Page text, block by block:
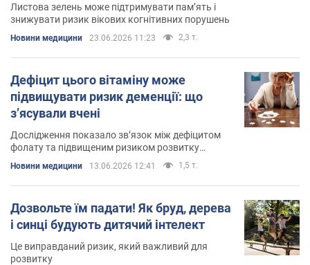
Листова зелень може підтримувати пам’ять і
знижувати ризик вікових когнітивних порушень
Новини медицини 23.06.2026 11:23 2,3 т.
Дефіцит цього вітаміну може
підвищувати ризик деменції: що
з’ясували вчені
Дослідження показало зв’язок між дефіцитом
фолату та підвищеним ризиком розвитку
Новини медицини 13.06.2026 12:41 1,5 т.
Дозвольте їм падати! Як бруд, дерева
і синці будують дитячий інтелект
Це виправданий ризик, який важливий для
розвитку